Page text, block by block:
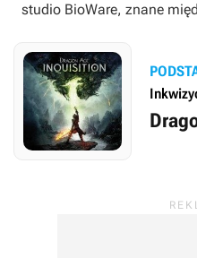
studio BioWare, znane
Neverwinter Nights
Produkcje sygnowane
wszystkim na